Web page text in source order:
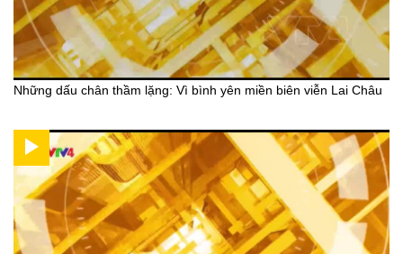
Những dấu chân thầm lặng: Vì bình yên miền biên viễn Lai Châu